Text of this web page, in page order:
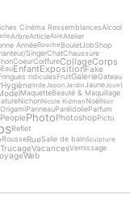
Cinéma RessemblancesAlcool
ArbreArticleAsieAtelier
AnnéeBouche BouletJobShop
SingerChatChaussure
CoeurCoiffureCollageCorps
EauEnfantExpositionFake
ridiculesFruitGalerieGateau
HygièneInde Japon JardinJaune Jouet
MaquetteBeauté & Maquillage
NichonNicole Kidman Noël Noir
OrigamiPanneauParéidolieParfum
PeoplePhotoPhotoshopPicto
Reflet
RousseRueSalle de bainSculpture
TrucageVacancesVernissage
Web